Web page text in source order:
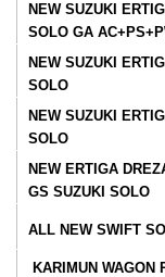
NEW SUZUKI
SOLO GA
NEW SUZUKI
SOLO
NEW SUZUKI
SOLO
NEW ERTIGA
GS SUZUKI SOLO
ALL NEW SWIFT
KARIMUN WAGON